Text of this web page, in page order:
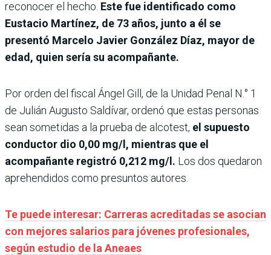
reconocer el hecho. Este fue identificado como
Eustacio Martínez, de 73 años, junto a él se
presentó Marcelo Javier González Díaz, mayor de
edad, quien sería su acompañante.
Por orden del fiscal Ángel Gill, de la Unidad Penal N.° 1
de Julián Augusto Saldívar, ordenó que estas personas
sean sometidas a la prueba de alcotest, el supuesto
conductor dio 0,00 mg/l, mientras que el
acompañante registró 0,212 mg/l. Los dos quedaron
aprehendidos como presuntos autores.
Te puede interesar: Carreras acreditadas se asocian
con mejores salarios para jóvenes profesionales,
según estudio de la Aneaes